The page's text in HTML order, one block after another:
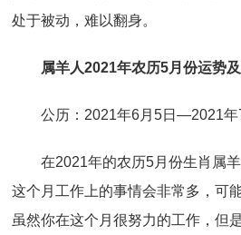
处于被动，难以翻身。
属羊人2021年农历5月份运势
公历：2021年6月5日—2021年
在2021年的农历5月份生肖属羊
这个月工作上的事情会非常多，可
虽然你在这个月很努力的工作，但